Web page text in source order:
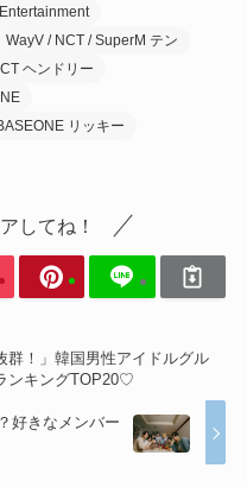
WayV / NCT / SuperM テン
ヘンドリー
リッキー
してね！
群！」韓国男性アイドルグル
ンキングTOP20♡
好きなメンバー